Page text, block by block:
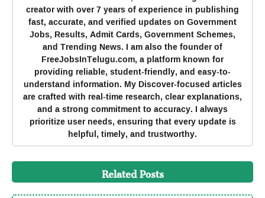
creator with over 7 years of experience in publishing
fast, accurate, and verified updates on Government
Jobs, Results, Admit Cards, Government Schemes,
and Trending News. I am also the founder of
FreeJobsInTelugu.com, a platform known for
providing reliable, student-friendly, and easy-to-
understand information. My Discover-focused articles
are crafted with real-time research, clear explanations,
and a strong commitment to accuracy. I always
prioritize user needs, ensuring that every update is
helpful, timely, and trustworthy.
Related Posts